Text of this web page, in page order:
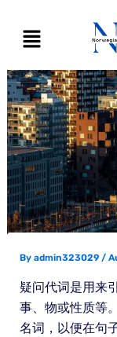
content
Menu
By admin323029 /
疑问代词是用来
事、物或性质等
名词，以便在句